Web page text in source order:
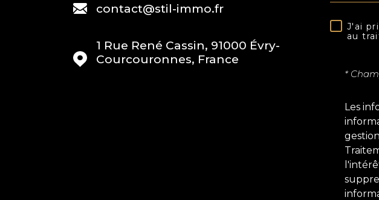
contact@stil-immo.fr
1 Rue René Cassin, 91000 Évry-
Courcouronnes, France
J'ai
au
*
Les